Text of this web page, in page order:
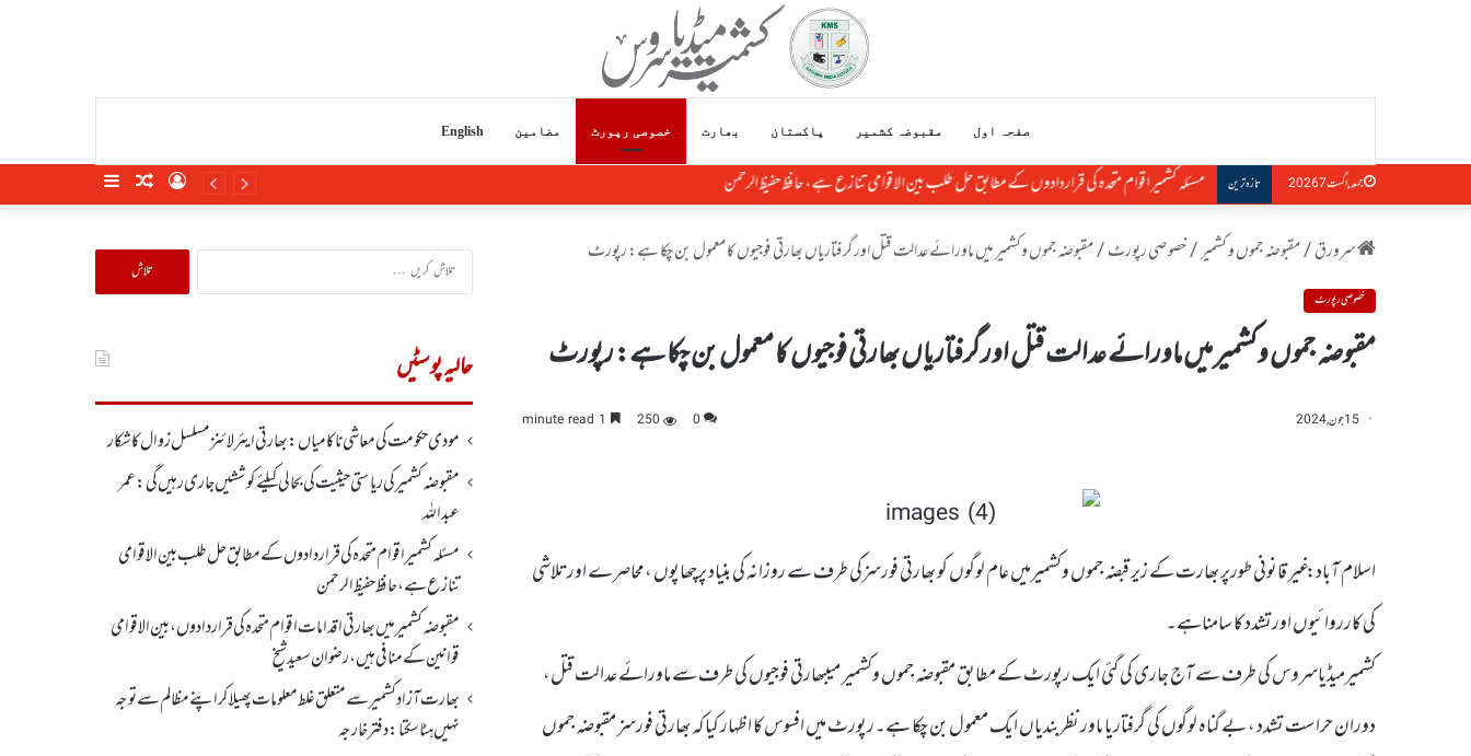
صفحہ اول مقبوضہ کشمیر پاکستان بھارت خصوصی رپورٹ مضامین English
جمعہ, اگست 7 2026 تازہ ترین مسئلہ کشمیر اقوام متحدہ کی قراردادوں کے مطابق حل طلب بین الاقوامی تنازع ہے، حافظ حفیظ الرحمن SidebarRandomLog
سرورق/مقبوضہ جموں و کشمیر/خصوصی رپورٹ/مقبوضہ جموں وکشمیر میں ماورائے عدالت قتل اورگرفتاریاں بھارتی فوجیوں کا معمول بن چکا ہے: رپورٹ
خصوصی رپورٹ
مقبوضہ جموں وکشمیر میں ماورائے عدالت قتل اورگرفتاریاں بھارتی فوجیوں کا معمول بن چکا ہے: رپورٹ
15 جون, 2024 0
250
اسلام آباد: غیر قانونی طورپر بھارت کے زیر قبضہ جموں وکشمیرمیں عام لوگوں کو بھارتی فورسزکی طرف سے روزانہ کی بنیاد پرچھاپوں ،محاصرے اورتلاشی
کی کارروائیوں اورتشدد کا سامناہے۔
کشمیرمیڈیاسروس کی طرف سے آج جاری کی گئی ایک رپورٹ کے مطابق مقبوضہ جموں وکشمیر میںبھارتی فوجیوں کی طرف سے ماورائے عدالت قتل،
دوران حراست تشدد ، بے گناہ لوگوں کی گرفتاریاںاور نظربندیاں ایک معمول بن چکا ہے۔رپورٹ میں افسوس کا اظہار کیا کہ بھارتی فورسز مقبوضہ جموں
تلاش
کریں
حالیہ پوسٹیں
مودی حکومت کی معاشی ناکامیاں: بھارتی ایئرلائنز مسلسل زوال کا شکار
مقبوضہ کشمیر کی ریاستی حیثیت کی بحالی کیلئے کوششیں جاری رہیں گی: عمر
عبداللہ
مسئلہ کشمیر اقوام متحدہ کی قراردادوں کے مطابق حل طلب بین الاقوامی
تنازع ہے، حافظ حفیظ الرحمن
مقبوضہ کشمیر میں بھارتی اقدامات اقوام متحدہ کی قراردادوں، بین الاقوامی
قوانین کے منافی ہیں،رضوان سعید شیخ
بھارت آزاد کشمیر سے متعلق غلط معلومات پھیلا کر اپنے مظالم سے توجہ
نہیں ہٹا سکتا: دفتر خارجہ